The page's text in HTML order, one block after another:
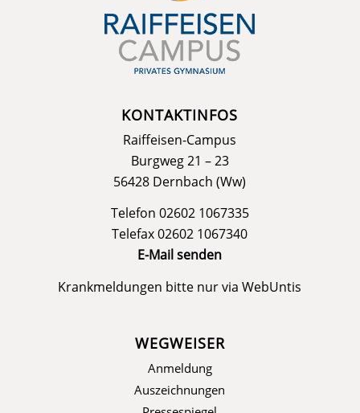
KONTAKTINFOS
Raiffeisen-Campus
Burgweg 21 – 23
56428 Dernbach (Ww)
Telefon 02602 1067335
Telefax 02602 1067340
E-Mail senden
Krankmeldungen bitte nur viaWebUntis
WEGWEISER
Anmeldung
Auszeichnungen